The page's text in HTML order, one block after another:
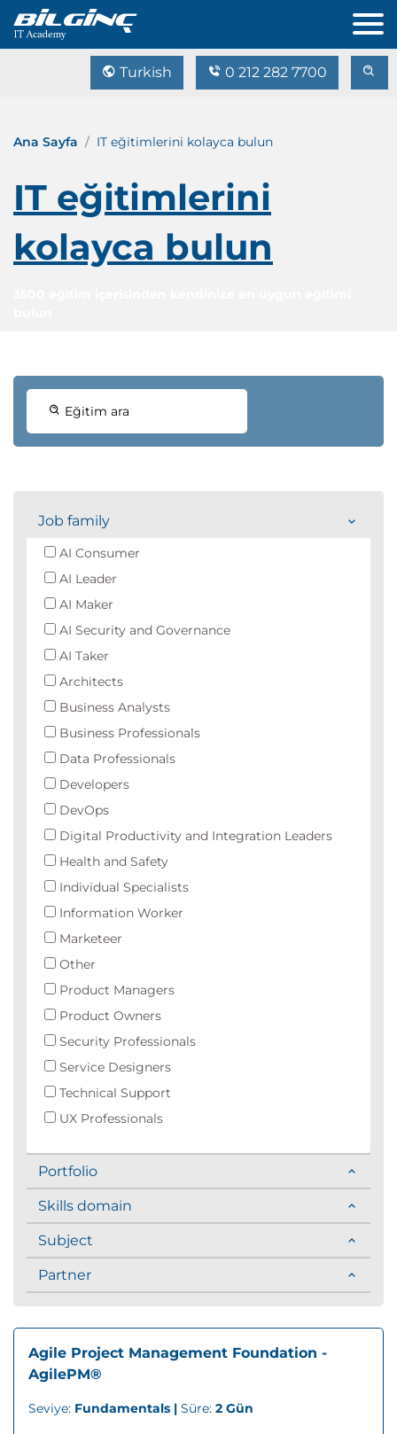
Turkish 0 212 282 7700
Ana Sayfa IT eğitimlerini kolayca bulun
IT eğitimlerini
kolayca bulun
Eğitim ara
Job family
AI Consumer
AI Leader
AI Maker
AI Security and Governance
AI Taker
Architects
Business Analysts
Business Professionals
Data Professionals
Developers
DevOps
Digital Productivity and Integration Leaders
Health and Safety
Individual Specialists
Information Worker
Marketeer
Other
Product Managers
Product Owners
Security Professionals
Service Designers
Technical Support
UX Professionals
Portfolio
Skills domain
Subject
Partner
Agile Project Management Foundation -
AgilePM®
Seviye: Fundamentals | Süre: 2 Gün